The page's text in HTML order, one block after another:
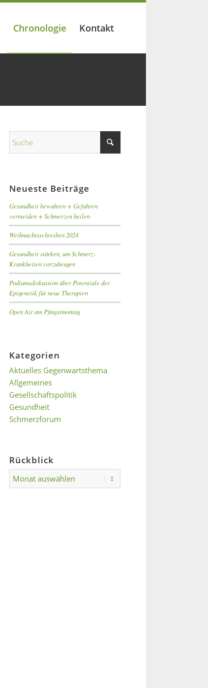
Chronologie Kontakt
Neueste Beiträge
Gesundheit bewahren + Gefahren
vermeiden + Schmerzen heilen
Weihnachtsschreiben 2024
Gesundheit stärken, um Schmerz-
Krankheiten vorzubeugen
Podiumsdiskussion über Potentiale der
Epigenetik für neue Therapien
Open Air am Pfingstmontag
Kategorien
Aktuelles Gegenwartsthema
Allgemeines
Gesellschaftspolitik
Gesundheit
Schmerzforum
Rückblick